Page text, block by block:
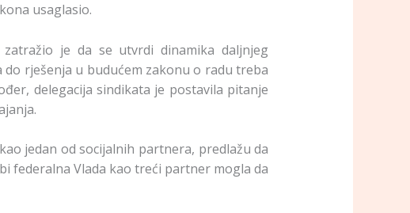
usaglasio.
zatražio je da se utvrdi dinamika daljnjeg
rješenja u budućem zakonu o radu treba
delegacija sindikata je postavila pitanje
jedan od socijalnih partnera, predlažu da
federalna Vlada kao treći partner mogla da